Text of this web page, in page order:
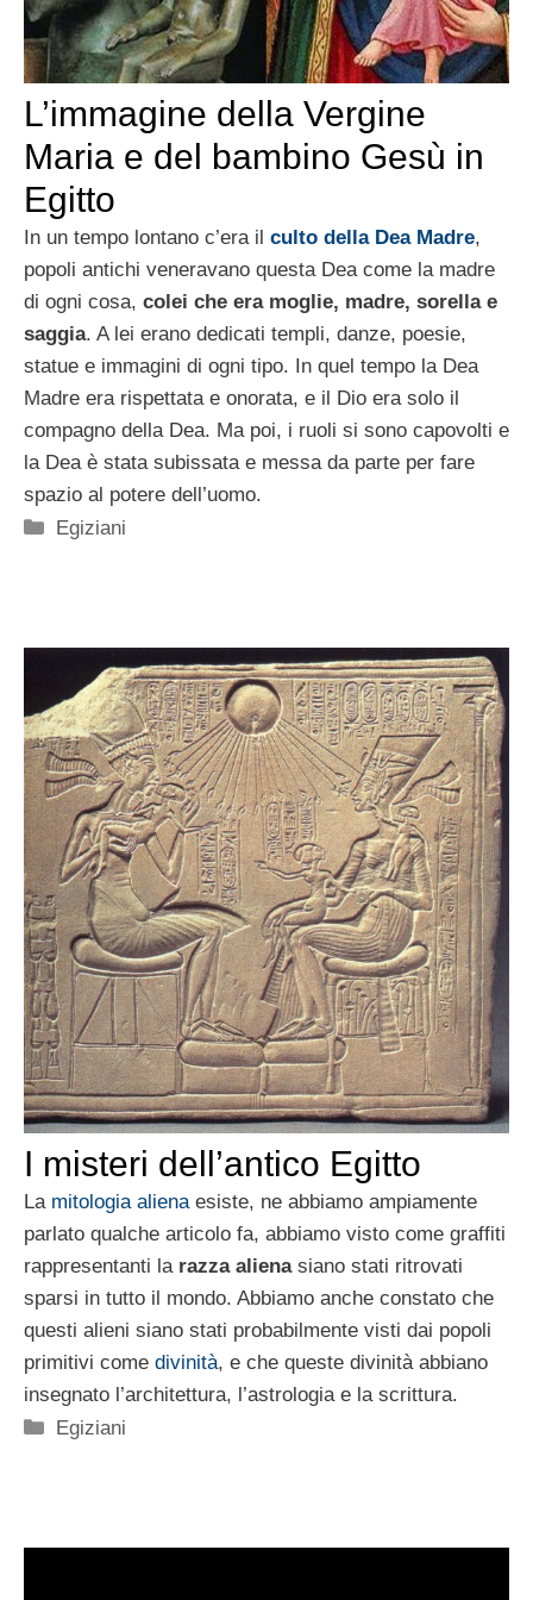
L’immagine della Vergine
Maria e del bambino Gesù in
Egitto
In un tempo lontano c’era il culto della Dea Madre,
popoli antichi veneravano questa Dea come la madre
di ogni cosa, colei che era moglie, madre, sorella e
saggia. A lei erano dedicati templi, danze, poesie,
statue e immagini di ogni tipo. In quel tempo la Dea
Madre era rispettata e onorata, e il Dio era solo il
compagno della Dea. Ma poi, i ruoli si sono capovolti e
la Dea è stata subissata e messa da parte per fare
spazio al potere dell’uomo.
Categorie
Egiziani
I misteri dell’antico Egitto
Lamitologia alienaesiste, ne abbiamo ampiamente
parlato qualche articolo fa, abbiamo visto come graffiti
rappresentanti la razza alienasiano stati ritrovati
sparsi in tutto il mondo. Abbiamo anche constato che
questi alieni siano stati probabilmente visti dai popoli
primitivi come divinità, e che queste divinità abbiano
insegnato l’architettura, l’astrologia e la scrittura.
Categorie
Egiziani